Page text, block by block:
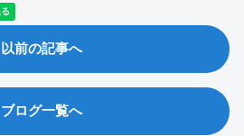
以前の記事へ
ブログ一覧へ